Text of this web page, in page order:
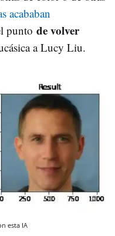
acababan
punto de volver
a Lucy Liu.
esta IA